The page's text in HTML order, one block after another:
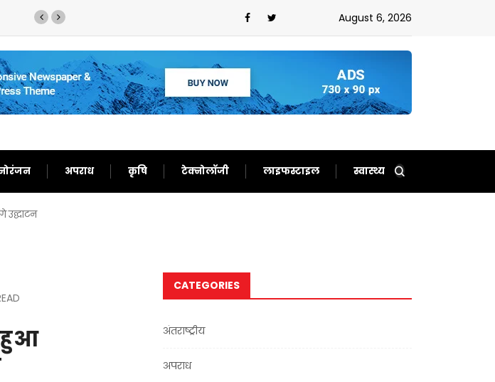
‘गदर 2’ ने सनी देओल के लौटाए अच्छे दिन,फिर से बन गए दर्शकों का खासAugust 6, 2026
अपराध कृषि टेक्नोलॉजी लाइफस्टाइल स्वास्थ्य
हुआ
CATEGORIES
अंतराष्ट्रीय
अपराध